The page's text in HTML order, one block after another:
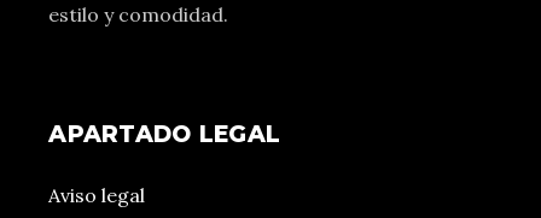
estilo y comodidad.
APARTADO LEGAL
Aviso legal